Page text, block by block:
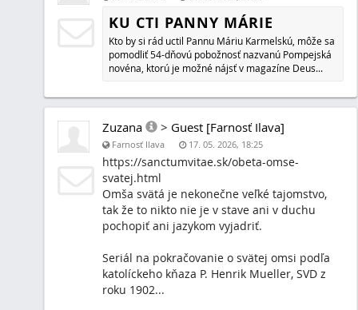
Vendelína Javorku.
Zuzana Blog
Farnosť Ilava 29. 03. 2026, 12:53
MISIJNÝ ČASOPIS MISSIO 6
Posolstvá Božského Srdca Ježišovho, Matka ustavičnej
sväté omše, biblické dejiny, kázeň o nepriateľoch v
piesne, modlitby.
Farnosť Ilava 19. 03. 2026, 18:52
POVINNÁ NÁBOŽENSKÁ
KATOLÍCKA NA SLOVENSKU